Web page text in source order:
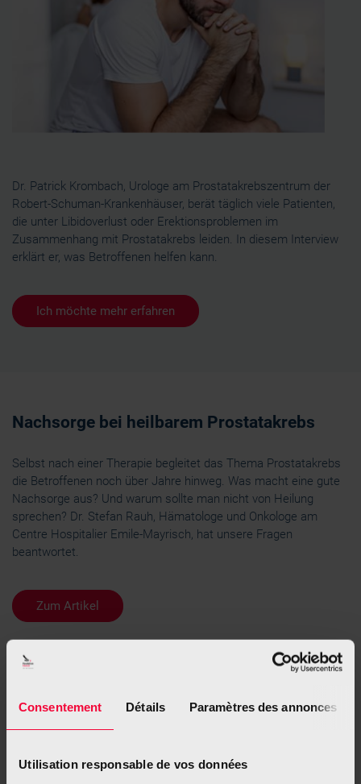
Consentement Détails Paramètres des annonces
Utilisation responsable de vos données
Dr. Patrick Krombach, Urologe am Prostatakrebszentrum der
Robert-Schuman-Krankenhäuser, berät täglich viele Patienten,
die unter Libidoverlust oder Erektionsproblemen im
Zusammenhang mit Prostatakrebs leiden. In diesem Interview
erklärt er, was Betroffenen helfen kann.
Ich möchte mehr erfahren
Nachsorge bei heilbarem Prostatakrebs
Selbst nach einer Therapie begleitet das Thema Prostatakrebs
die Betroffenen noch über Jahre hinweg. Was macht eine gute
Nachsorge aus? Und warum sollte man nicht von Heilung
sprechen? Dr. Stefan Rauh, Hämatologe und Onkologe am
Centre Hospitalier Emile-Mayrisch, hat unsere Fragen
beantwortet.
Zum Artikel